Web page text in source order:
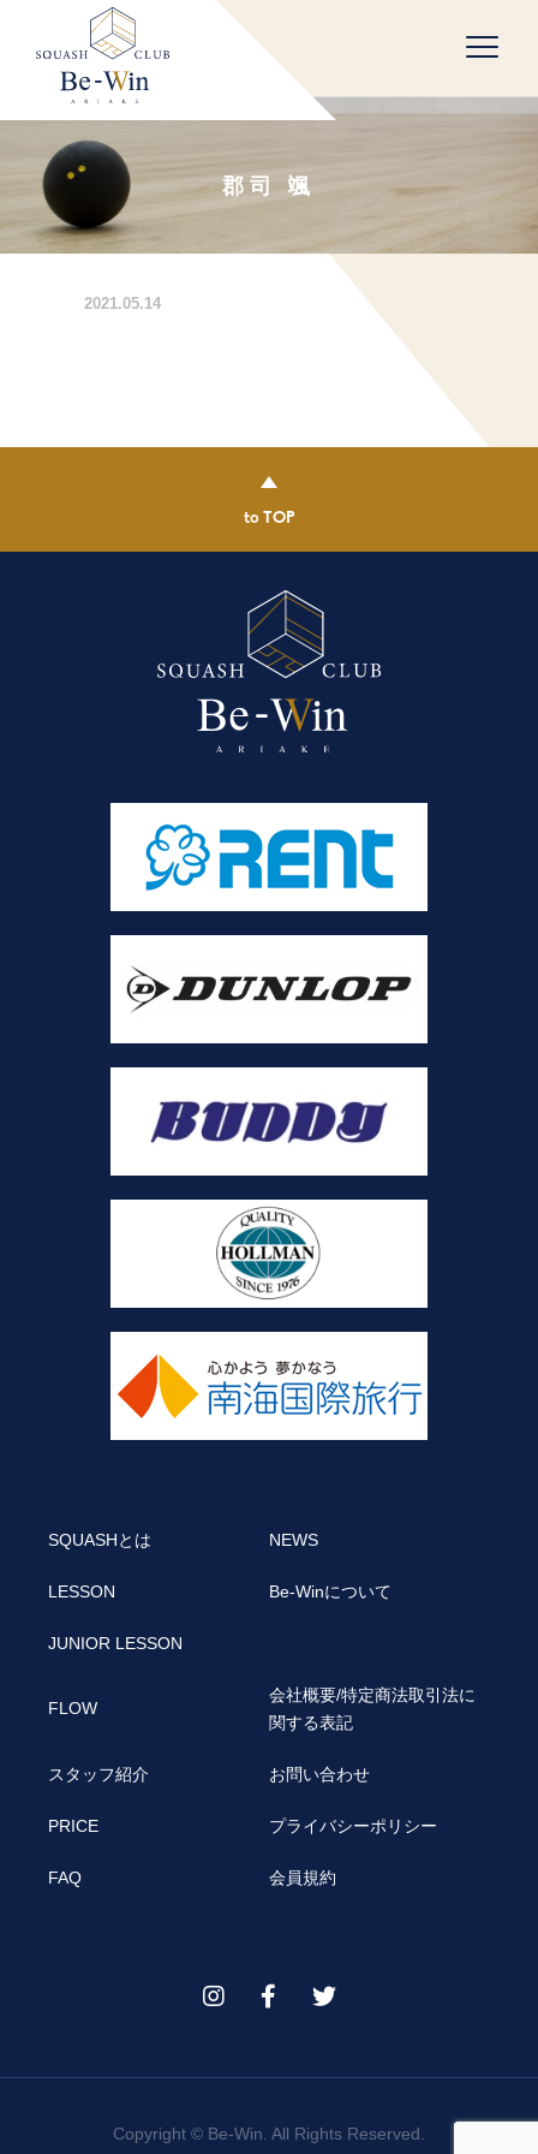
郡司 颯
2021.05.14
to TOP
SQUASHとは NEWS
LESSON Be-Winについて
JUNIOR LESSON
FLOW
会社概要/特定商法取引法に
関する表記
スタッフ紹介 お問い合わせ
PRICE プライバシーポリシー
FAQ 会員規約
Copyright © Be-Win. All Rights Reserved.